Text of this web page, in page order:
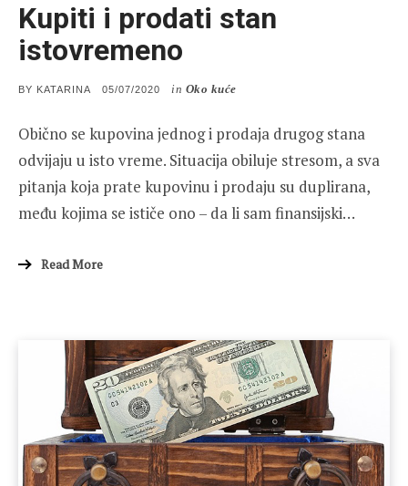
Kupiti i prodati stan
istovremeno
BY KATARINA
POSTED
05/07/2020 in Oko kuće
Obično se kupovina jednog i prodaja drugog stana
odvijaju u isto vreme. Situacija obiluje stresom, a sva
pitanja koja prate kupovinu i prodaju su duplirana,
među kojima se ističe ono – da li sam finansijski…
Read More